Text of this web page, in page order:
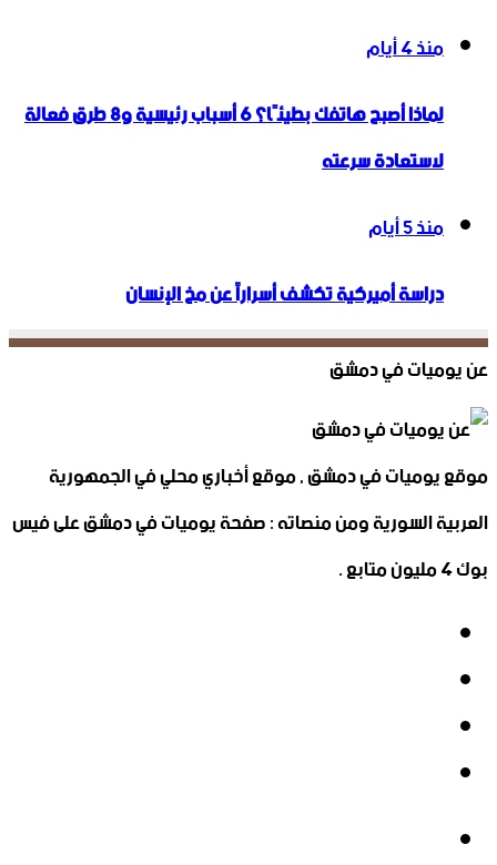
منذ 4 أيام
لماذا أصبح هاتفك بطيئًا؟ 6 أسباب رئيسية و8 طرق فعالة
لاستعادة سرعته
منذ 5 أيام
دراسة أميركية تكشف أسراراً عن مخ الإنسان
عن يوميات في دمشق
موقع يوميات في دمشق , موقع أخباري محلي في الجمهورية
العربية السورية ومن منصاته : صفحة يوميات في دمشق على فيس
بوك 4 مليون متابع .